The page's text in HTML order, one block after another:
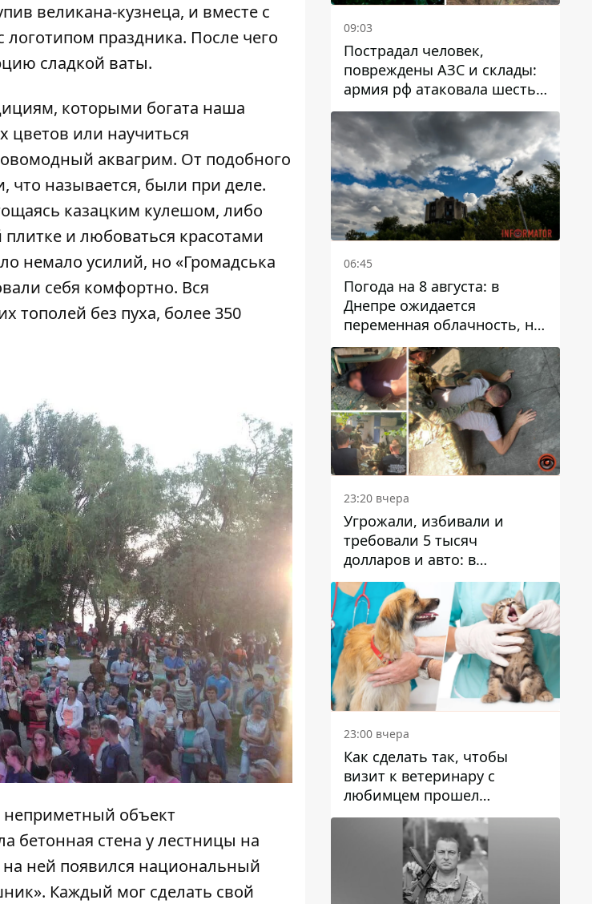
великана-кузнеца, и вместе с
праздника. После чего
сладкой ваты.
которыми богата наша
цветов или научиться
аквагрим. От подобного
что называется, были при деле.
казацким кулешом, либо
и любоваться красотами
немало усилий, но «Громадська
себя комфортно. Вся
тополей без пуха, более 350
неприметный объект
бетонная стена у лестницы на
на ней появился национальный
Каждый мог сделать свой
09:03
Пострадал человек,
повреждены АЗС и склады:
армия рф атаковала шесть
районов Днепропетровской
области
06:45
Погода на 8 августа: в
Днепре ожидается
переменная облачность, но
может пойти дождь
23:20 вчера
Угрожали, избивали и
требовали 5 тысяч
долларов и авто: в
Павлограде задержали двух
мужчин
23:00 вчера
Как сделать так, чтобы
визит к ветеринару с
любимцем прошел
спокойно: простые советы